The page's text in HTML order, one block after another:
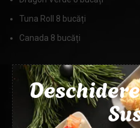
Tuna Roll 8 bucăți
Canada 8 bucăți
BUCĂȚI
MASA